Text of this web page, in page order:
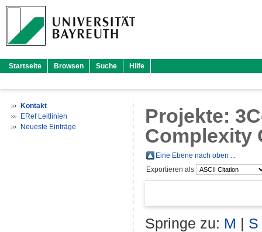
Startseite Browsen Suche Hilfe
Kontakt
ERef Leitlinien
Neueste Einträge
Projekte:
Complexity
Eine Ebene nach oben ...
Exportieren als
Springe zu: M | S